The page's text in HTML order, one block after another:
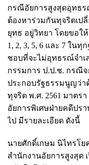
กรณีอัยการสูงสุดอุทธ
ต้องหาร่วมกันทุจริตเป
ยุทธ อยู่วิทยา โดยขอใ
1, 2, 3, 5, 6 และ 7 ใน
ชอบที่จะไม่อุทธรณ์จำเ
กรรมการ ป.ป.ช. กรณี
ประกอบรัฐธรรมนูญว่า
ทุจริต พ.ศ. 2561 มาตร
อัยการพิเศษฝ่ายคดีปร
ไป มีรายละเอียด ดังนี้
นายศักดิ์เกษม นิไทรโย
สำนักงานอัยการสูงสุด